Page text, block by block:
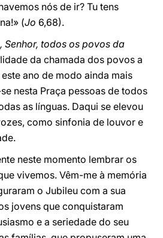
nós de ir? Tu tens
(Jo 6,68).
Senhor, todos os povos da
da chamada dos povos a
ano de modo ainda mais
nesta Praça pessoas de todos
as línguas. Daqui se elevou
como sinfonia de louvor e
neste momento lembrar os
vivemos. Vêm-me à memória
o Jubileu com a sua
jovens que conquistaram
e a seriedade do seu